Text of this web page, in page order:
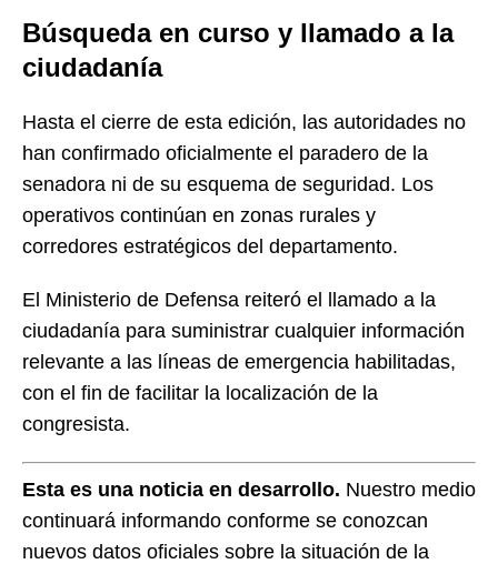
Búsqueda en curso y llamado a la
ciudadanía
Hasta el cierre de esta edición, las autoridades no
han confirmado oficialmente el paradero de la
senadora ni de su esquema de seguridad. Los
operativos continúan en zonas rurales y
corredores estratégicos del departamento.
El Ministerio de Defensa reiteró el llamado a la
ciudadanía para suministrar cualquier información
relevante a las líneas de emergencia habilitadas,
con el fin de facilitar la localización de la
congresista.
Esta es una noticia en desarrollo. Nuestro medio
continuará informando conforme se conozcan
nuevos datos oficiales sobre la situación de la